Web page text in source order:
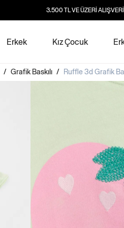
3.500 TL VE ÜZERİ
Erkek Kız Çocuk
/ Grafik Baskılı / Ruffle 3d Grafik